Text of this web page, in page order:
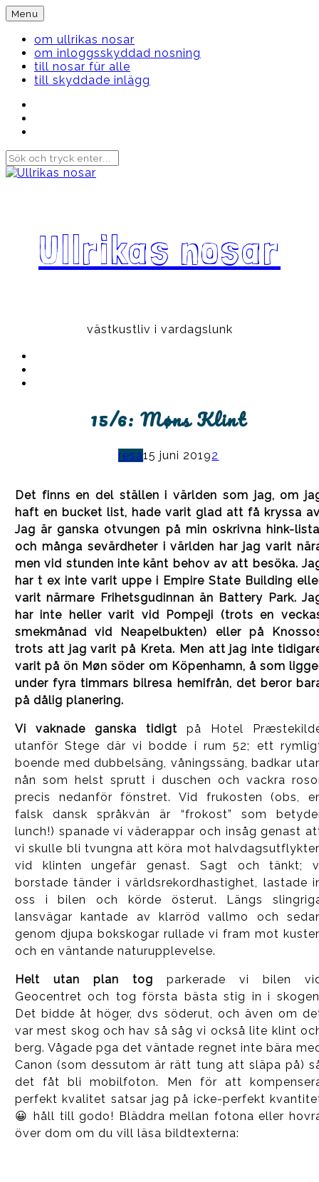
Skip
to
content
Menu
om ullrikas nosar
om inloggsskyddad nosning
till nosar für alle
till skyddade inlägg
Ullrikas nosar
västkustliv i vardagslunk
15/6: Møns Klint
resa15 juni 20192
Det finns en del ställen i världen som jag, om
haft en bucket list, hade varit glad att få kryssa
Jag är ganska otvungen på min oskrivna hink-
och många sevärdheter i världen har jag varit
men vid stunden inte känt behov av att besöka.
har t ex inte varit uppe i Empire State Building
varit närmare Frihetsgudinnan än Battery Park.
har inte heller varit vid Pompeji (trots en
smekmånad vid Neapelbukten) eller på
trots att jag varit på Kreta. Men att jag inte
varit på ön Møn söder om Köpenhamn, å som
under fyra timmars bilresa hemifrån, det beror
på dålig planering.
Vi vaknade ganska tidigt på Hotel
utanför Stege där vi bodde i rum 52; ett
boende med dubbelsäng, våningssäng, badkar
nån som helst sprutt i duschen och vackra
precis nedanför fönstret. Vid frukosten (obs,
falsk dansk språkvän är “frokost” som
lunch!) spanade vi väderappar och insåg genast
vi skulle bli tvungna att köra mot
vid klinten ungefär genast. Sagt och tänkt;
borstade tänder i världsrekordhastighet, lastade
oss i bilen och körde österut. Längs
lansvägar kantade av klarröd vallmo och
genom djupa bokskogar rullade vi fram mot
och en väntande naturupplevelse.
Helt utan plan tog parkerade vi bilen
Geocentret och tog första bästa stig in i
Det bidde åt höger, dvs söderut, och även om
var mest skog och hav så såg vi också lite klint
berg. Vågade pga det väntade regnet inte bära
Canon (som dessutom är rätt tung att släpa på)
det fåt bli mobilfoton. Men för att
perfekt kvalitet satsar jag på icke-perfekt
😀 håll till godo! Bläddra mellan fotona eller
över dom om du vill läsa bildtexterna: